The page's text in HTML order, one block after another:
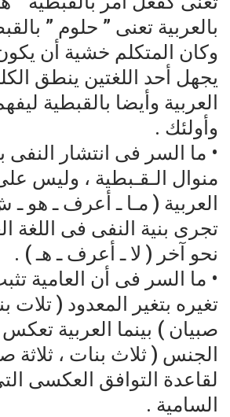
بالعربية تعنى ” حلوم ”
وكان المتكلم خشية أن
يجهل أحد اللغتين ينطق
العربية وأيضا بالقبطية
وأولئك .
• ما السر فى انتشار النفى
منوال الـقـبطية ، وليس
العربية ( مـا ـ أعرف ـ هو ـ
تجرى بنية النفى فى اللغة
نحو آخر ( لا ـ أعرف ـ هـ ) .
• ما السر فى أن العامية
تغيره بتغير المعدود ( تلات
صبيان ) بينما العربية
الجنس ( ثلاث بنات ، ثلاثة
لقاعدة التوافق العكسى
السامية .